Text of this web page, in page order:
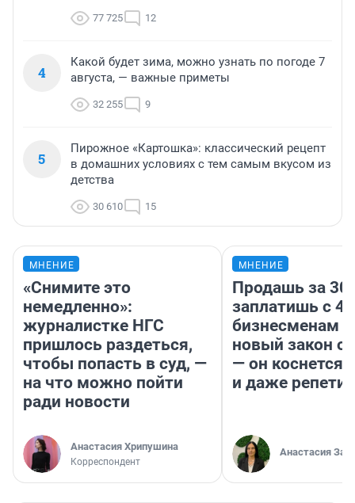
77 725 12
4
Какой будет зима, можно узнать по погоде 7
августа, — важные приметы
32 255 9
5
Пирожное «Картошка»: классический рецепт
в домашних условиях с тем самым вкусом из
детства
30 610 15
МНЕНИЕ
«Снимите это
немедленно»:
журналистке НГС
пришлось раздеться,
чтобы попасть в суд, —
на что можно пойти
ради новости
Анастасия Хрипушина
Корреспондент
МНЕНИЕ
Продашь за
заплатишь с
бизнесменам
новый закон о
— он коснется
и даже
Анастасия